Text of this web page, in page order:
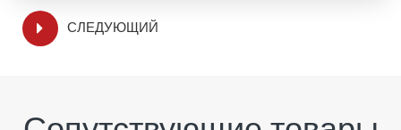
СЛЕДУЮЩИЙ